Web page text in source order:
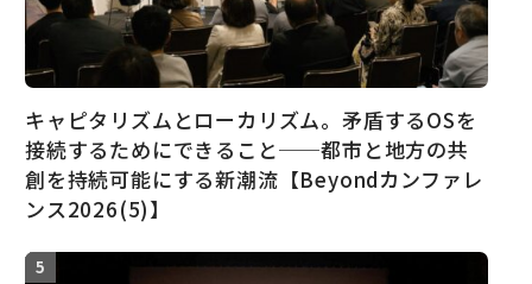
キャピタリズムとローカリズム。矛盾するOSを
接続するためにできること──都市と地方の共
創を持続可能にする新潮流【Beyondカンファレ
ンス2026(5)】